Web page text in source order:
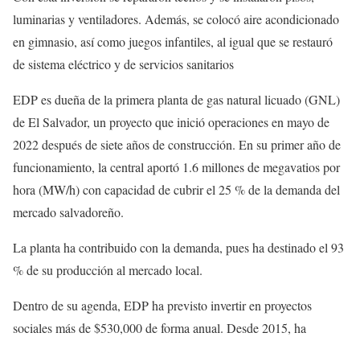
luminarias y ventiladores. Además, se colocó aire acondicionado
en gimnasio, así como juegos infantiles, al igual que se restauró
de sistema eléctrico y de servicios sanitarios
EDP es dueña de la primera planta de gas natural licuado (GNL)
de El Salvador, un proyecto que inició operaciones en mayo de
2022 después de siete años de construcción. En su primer año de
funcionamiento, la central aportó 1.6 millones de megavatios por
hora (MW/h) con capacidad de cubrir el 25 % de la demanda del
mercado salvadoreño.
La planta ha contribuido con la demanda, pues ha destinado el 93
% de su producción al mercado local.
Dentro de su agenda, EDP ha previsto invertir en proyectos
sociales más de $530,000 de forma anual. Desde 2015, ha